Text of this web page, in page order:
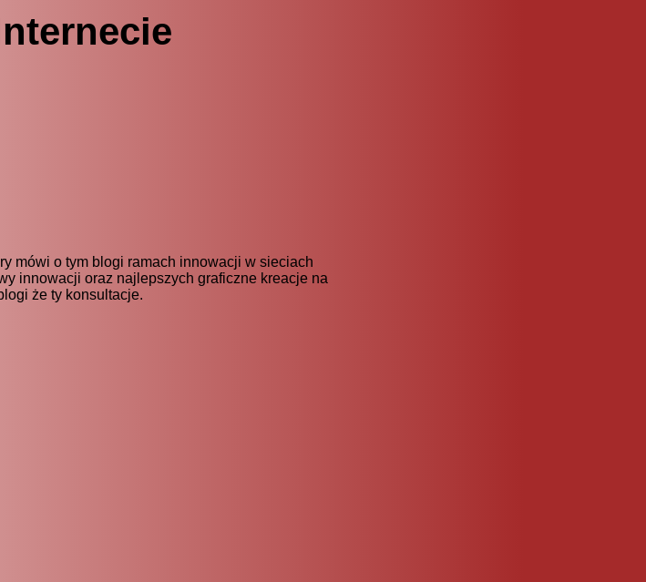
mówi o tym blogi ramach innowacji w sieciach
innowacji oraz najlepszych graficzne kreacje na
że ty konsultacje.